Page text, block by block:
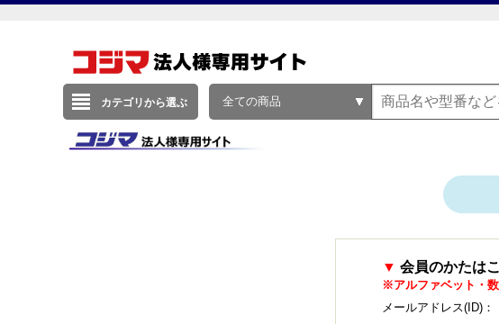
カテゴリから選ぶ 全ての商品
▼ 会員のかたは
※アルファベット・
メールアドレス(ID)：